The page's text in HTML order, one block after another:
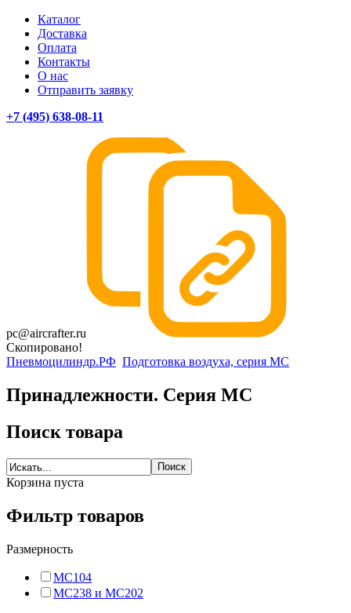
Каталог
Доставка
Оплата
Контакты
О нас
Отправить заявку
+7 (495) 638-08-11
pc@aircrafter.ru
Скопировано!
Пневмоцилиндр.РФ Подготовка воздуха, серия MC
Принадлежности. Серия MC
Поиск товара
Корзина пуста
Фильтр товаров
Размерность
MC104
MC238 и MC202